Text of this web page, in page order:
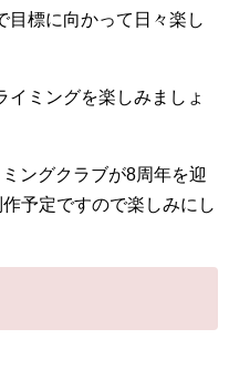
目標に向かって日々楽し
ミングを楽しみましょ
ングクラブが8周年を迎
予定ですので楽しみにし